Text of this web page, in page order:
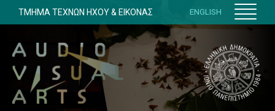
ΤΜΗΜΑ ΤΕΧΝΩΝ ΗΧΟΥ & ΕΙΚΟΝΑΣ ENGLISH